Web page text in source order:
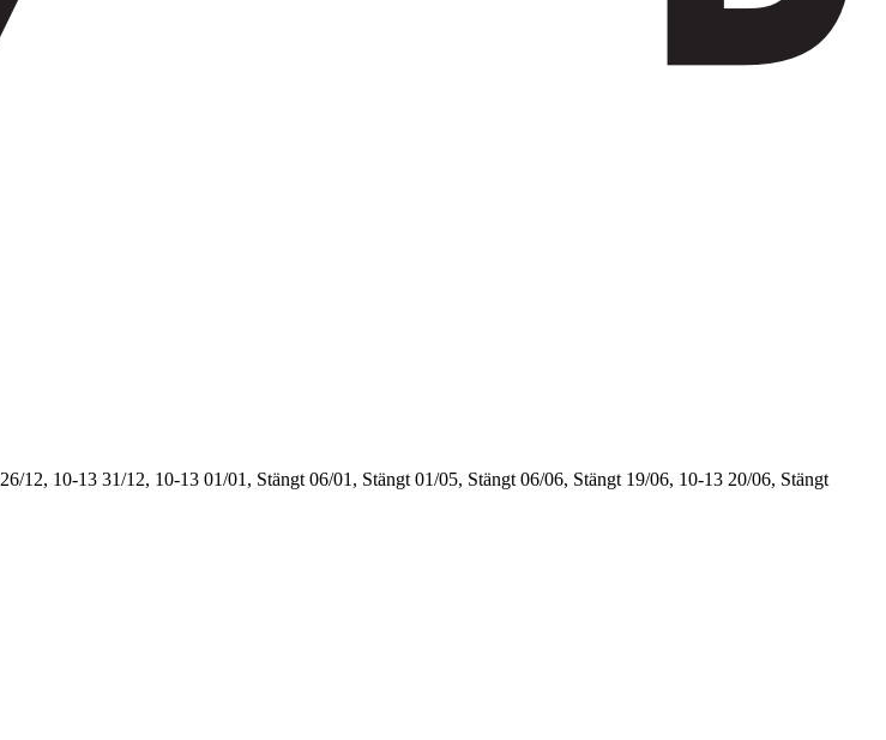
26/12, 10-13 31/12, 10-13 01/01, Stängt 06/01, Stängt 01/05, Stängt 06/06, Stängt 19/06, 10-13 20/06, Stängt